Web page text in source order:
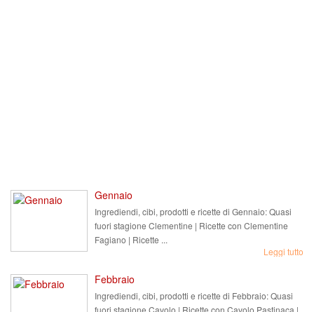
Gennaio
Ingrediendi, cibi, prodotti e ricette di Gennaio: Quasi
fuori stagione Clementine | Ricette con Clementine
Fagiano | Ricette ...
Leggi tutto
Febbraio
Ingrediendi, cibi, prodotti e ricette di Febbraio: Quasi
fuori stagione Cavolo | Ricette con Cavolo Pastinaca |